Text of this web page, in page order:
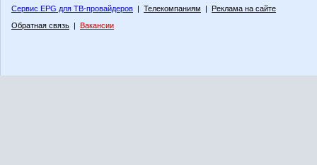
Сервис EPG для ТВ-провайдеров | Телекомпаниям | Реклама на сайте
Обратная связь | Вакансии